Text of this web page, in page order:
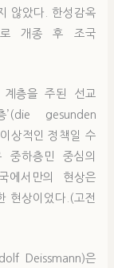
않았다. 한성감옥
로 개종 후 조국
계층을 주된 선교
gesunden
상적인 정책일 수
중하층민 중심의
에서만의 현상은
현상이었다.(고전
Deissmann)은